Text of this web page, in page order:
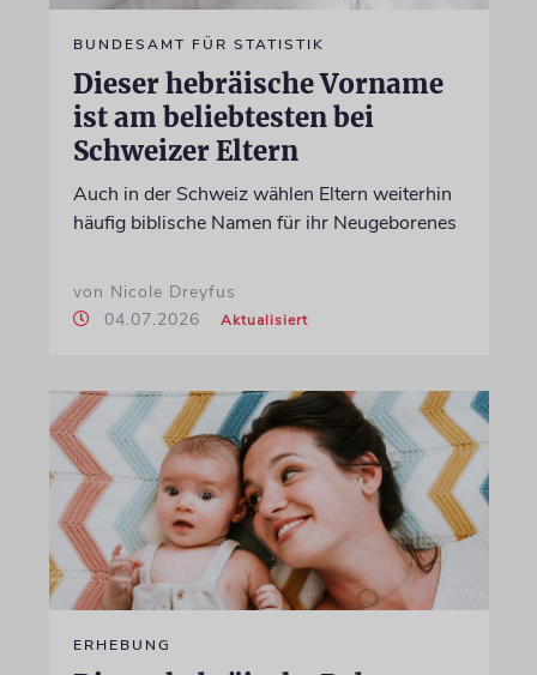
BUNDESAMT FÜR STATISTIK
Dieser hebräische Vorname
ist am beliebtesten bei
Schweizer Eltern
Auch in der Schweiz wählen Eltern weiterhin
häufig biblische Namen für ihr Neugeborenes
von Nicole Dreyfus
04.07.2026
Aktualisiert
ERHEBUNG